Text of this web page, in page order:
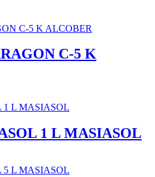
C-5 K
1 L MASIASOL